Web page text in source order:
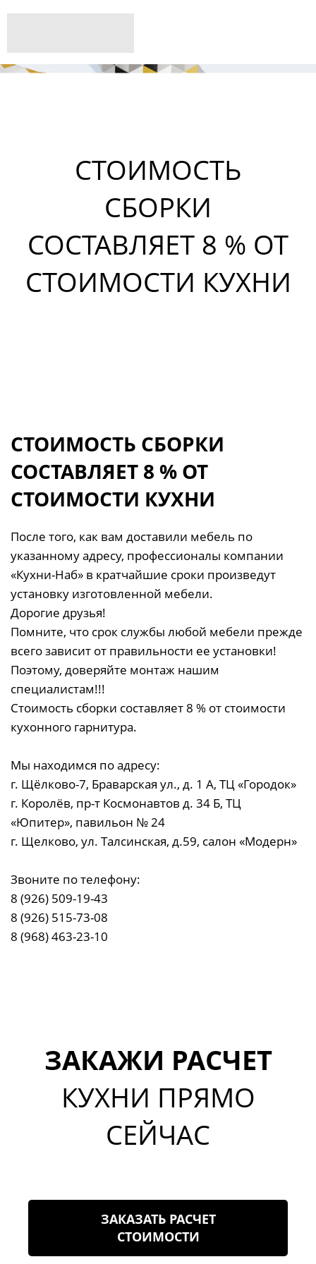
СТОИМОСТЬ
СБОРКИ
СОСТАВЛЯЕТ 8 % ОТ
СТОИМОСТИ КУХНИ
СТОИМОСТЬ СБОРКИ
СОСТАВЛЯЕТ 8 % ОТ
СТОИМОСТИ КУХНИ
После того, как вам доставили мебель по
указанному адресу, профессионалы компании
«Кухни-Наб» в кратчайшие сроки произведут
установку изготовленной мебели.
Дорогие друзья!
Помните, что срок службы любой мебели прежде
всего зависит от правильности ее установки!
Поэтому, доверяйте монтаж нашим
специалистам!!!
Стоимость сборки составляет 8 % от стоимости
кухонного гарнитура.
Мы находимся по адресу:
г. Щёлково-7, Браварская ул., д. 1 А, ТЦ «Городок»
г. Королёв, пр-т Космонавтов д. 34 Б, ТЦ
«Юпитер», павильон № 24
г. Щелково, ул. Талсинская, д.59, салон «Модерн»
Звоните по телефону:
8 (926) 509-19-43
8 (926) 515-73-08
8 (968) 463-23-10
ЗАКАЖИ РАСЧЕТ
КУХНИ ПРЯМО
СЕЙЧАС
ЗАКАЗАТЬ РАСЧЕТ
СТОИМОСТИ